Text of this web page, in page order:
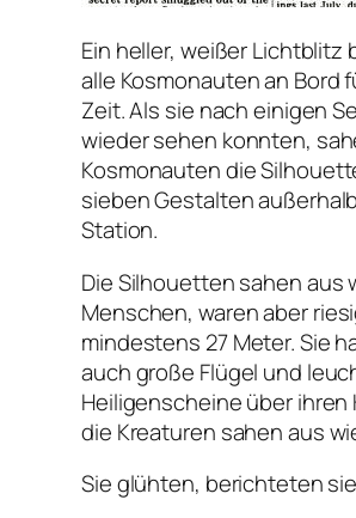
Ein heller, weißer Lichtblitz
alle Kosmonauten an Bord
Zeit. Als sie nach einigen
wieder sehen konnten,
Kosmonauten die
sieben Gestalten
Station.
Die Silhouetten sahen aus
Menschen, waren aber
mindestens 27 Meter. Sie
auch große Flügel und
Heiligenscheine über ihren
die Kreaturen sahen aus
Sie glühten, berichteten